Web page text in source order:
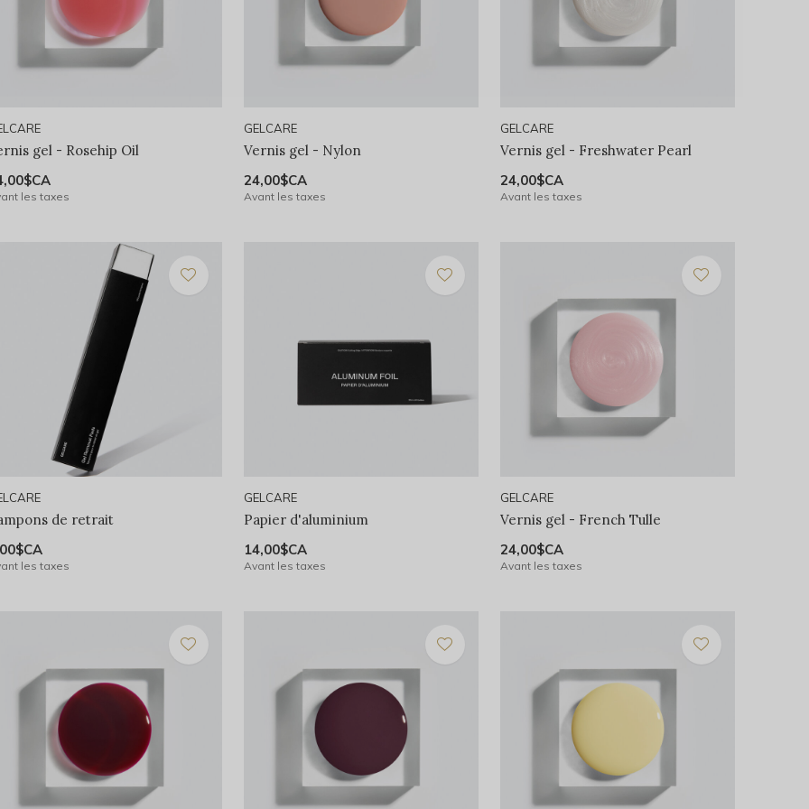
gel - Rosehip Oil
les taxes
GELCARE
Vernis gel - Nylon
24,00$CA
Avant les taxes
GELCARE
Vernis gel - Freshwater Pearl
24,00$CA
Avant les taxes
de retrait
les taxes
GELCARE
Papier d'aluminium
14,00$CA
Avant les taxes
GELCARE
Vernis gel - French Tulle
24,00$CA
Avant les taxes